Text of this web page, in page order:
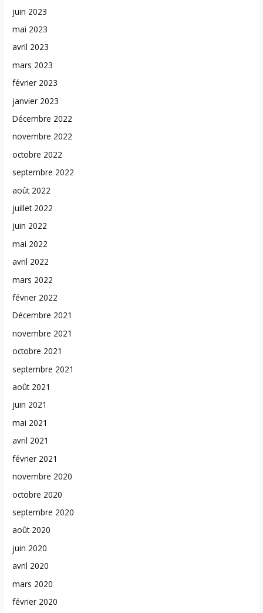
juin 2023
mai 2023
avril 2023
mars 2023
février 2023
janvier 2023
Décembre 2022
novembre 2022
octobre 2022
septembre 2022
août 2022
juillet 2022
juin 2022
mai 2022
avril 2022
mars 2022
février 2022
Décembre 2021
novembre 2021
octobre 2021
septembre 2021
août 2021
juin 2021
mai 2021
avril 2021
février 2021
novembre 2020
octobre 2020
septembre 2020
août 2020
juin 2020
avril 2020
mars 2020
février 2020